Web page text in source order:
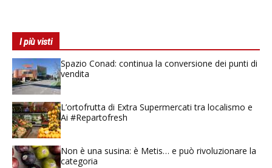
I più visti
Spazio Conad: continua la conversione dei punti di
vendita
L’ortofrutta di Extra Supermercati tra localismo e
Ai #Repartofresh
Non è una susina: è Metis… e può rivoluzionare la
categoria